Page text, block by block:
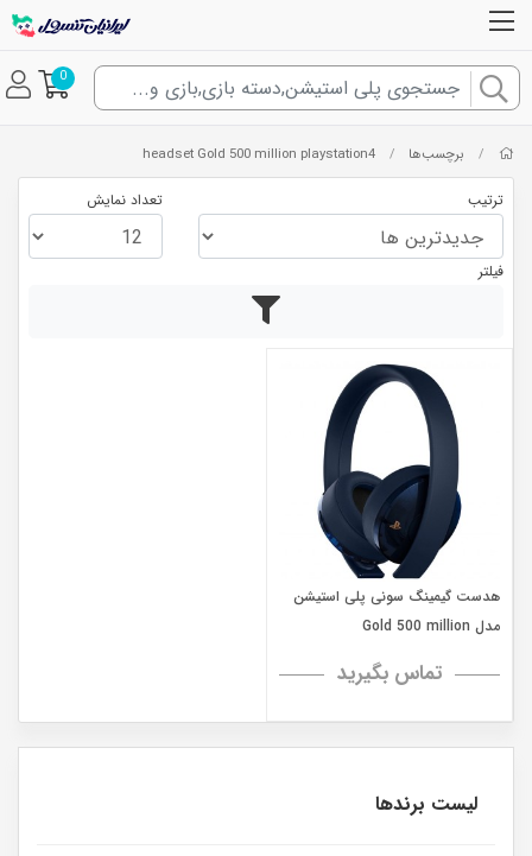
0
/ برچسب‌ها /
headset Gold 500 million playstation4
ترتیب تعداد نمایش
فیلتر
هدست گیمینگ سونی پلی استیشن
مدل Gold 500 million
تماس بگیرید
لیست برندها